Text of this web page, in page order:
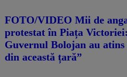
FOTO/VIDEO Mii de
protestat în Piața
Guvernul Bolojan au
din această țară”